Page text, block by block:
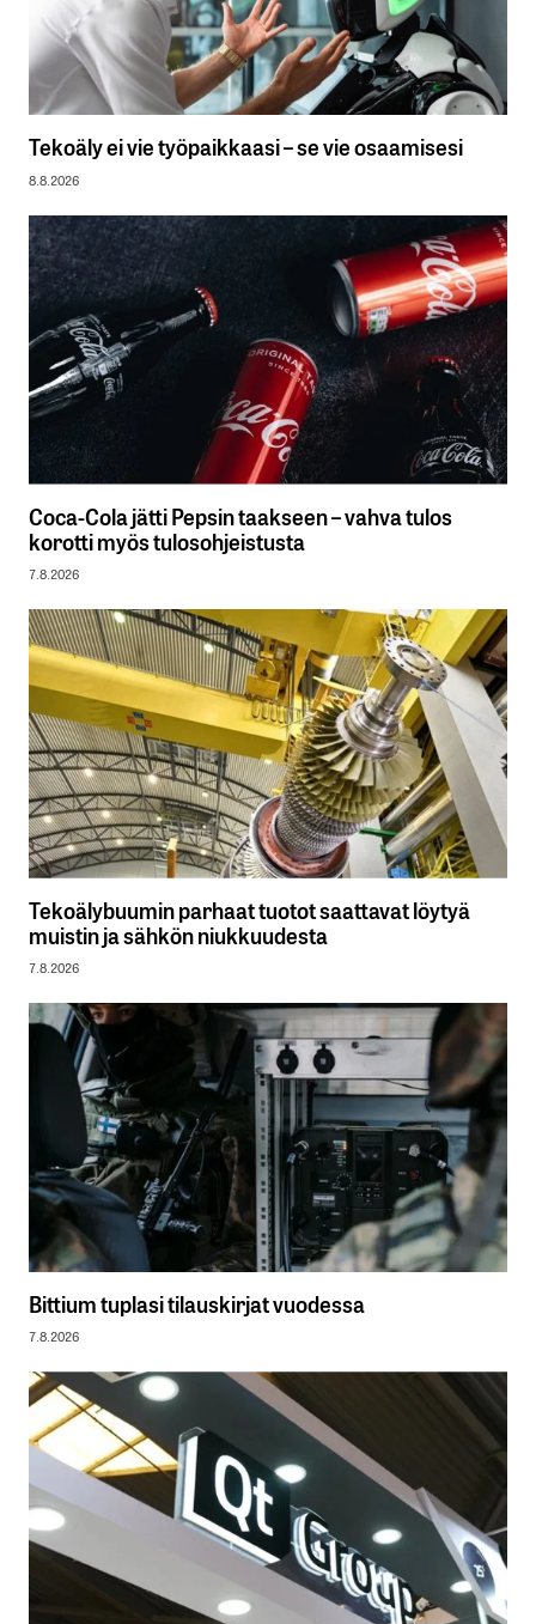
Tekoäly ei vie työpaikkaasi – se vie osaamisesi
8.8.2026
Coca-Cola jätti Pepsin taakseen – vahva tulos
korotti myös tulosohjeistusta
7.8.2026
Tekoälybuumin parhaat tuotot saattavat löytyä
muistin ja sähkön niukkuudesta
7.8.2026
Bittium tuplasi tilauskirjat vuodessa
7.8.2026